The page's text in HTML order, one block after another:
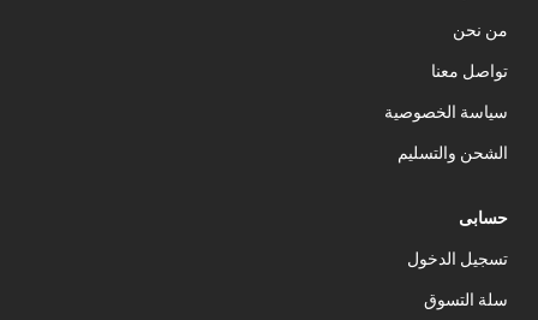
من نحن
تواصل معنا
سياسة الخصوصية
الشحن والتسليم
حسابى
تسجيل الدخول
سلة التسوق